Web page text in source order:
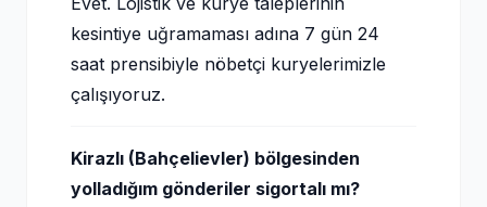
kesintiye uğramaması adına 7 gün 24
saat prensibiyle nöbetçi kuryelerimizle
çalışıyoruz.
Kirazlı (Bahçelievler) bölgesinden
yolladığım gönderiler sigortalı mı?